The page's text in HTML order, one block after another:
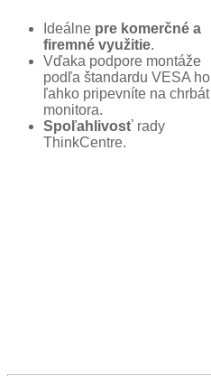
Ideálne pre komerčné a
firemné využitie.
Vďaka podpore montáže
podľa štandardu VESA ho
ľahko pripevníte na chrbát
monitora.
Spoľahlivosť rady
ThinkCentre.